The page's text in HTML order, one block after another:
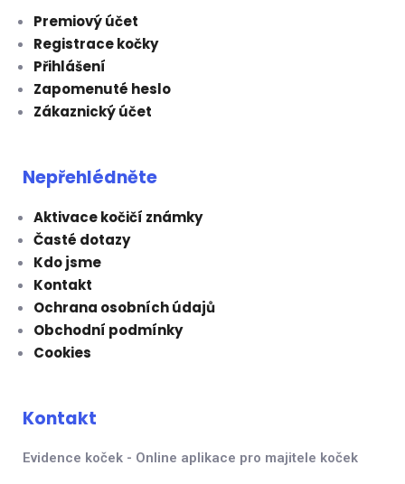
Premiový účet
Registrace kočky
Přihlášení
Zapomenuté heslo
Zákaznický účet
Nepřehlédněte
Aktivace kočičí známky
Časté dotazy
Kdo jsme
Kontakt
Ochrana osobních údajů
Obchodní podmínky
Cookies
Kontakt
Evidence koček - Online aplikace pro majitele koček